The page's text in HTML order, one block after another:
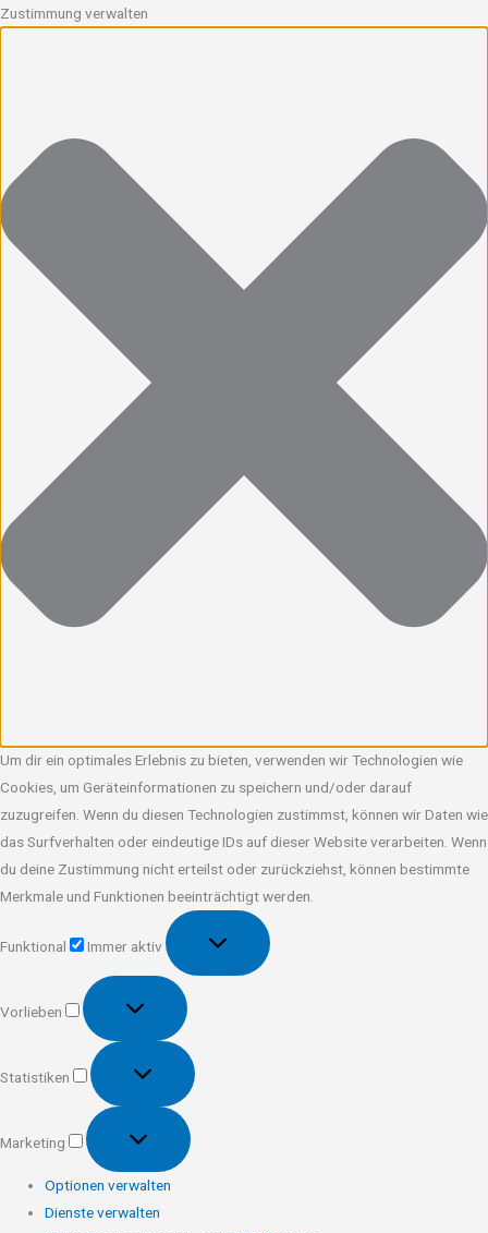
Zustimmung verwalten
Um dir ein optimales Erlebnis zu bieten, verwenden wir Technologien wie
Cookies, um Geräteinformationen zu speichern und/oder darauf
zuzugreifen. Wenn du diesen Technologien zustimmst, können wir Daten wie
das Surfverhalten oder eindeutige IDs auf dieser Website verarbeiten. Wenn
du deine Zustimmung nicht erteilst oder zurückziehst, können bestimmte
Merkmale und Funktionen beeinträchtigt werden.
Funktional
Immer aktiv
Vorlieben
Vorlieben
Statistiken
Statistiken
Marketing
Marketing
Optionen verwalten
Dienste verwalten